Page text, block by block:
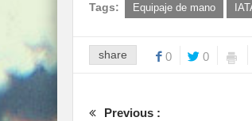
Tags: Equipaje de mano
share 0 0
Previous :